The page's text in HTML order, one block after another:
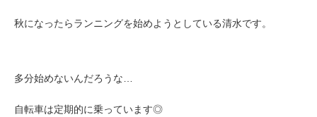
秋になったらランニングを始めようとしている清水です。
多分始めないんだろうな…
自転車は定期的に乗っています◎